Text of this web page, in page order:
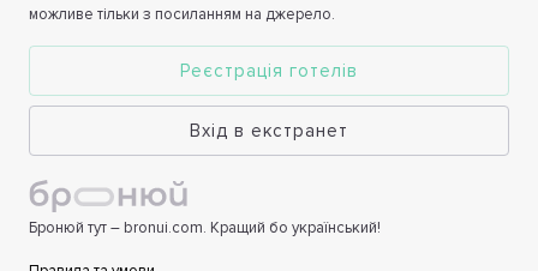
можливе тільки з посиланням на джерело.
Реєстрація готелів
Вхід в екстранет
Бронюй тут – bronui.com. Кращий бо український!